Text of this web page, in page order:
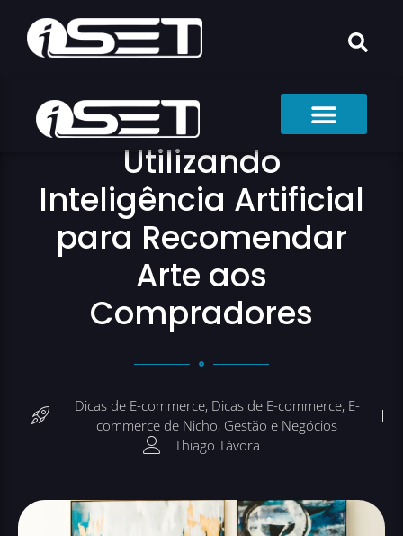
Utilizando
Inteligência Artificial
para Recomendar
Arte aos
Compradores
Dicas de E-commerce, Dicas de E-commerce, E-
commerce de Nicho, Gestão e Negócios
Thiago Távora